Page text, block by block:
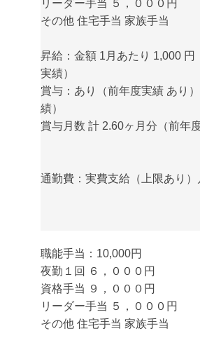
リーダー手当 ５，０００円
その他 住宅手当 家族手当
昇給：金額 1月あたり 1,000 円
実績）
賞与：あり（前年度実績 あり
績）
賞与月数 計 2.60ヶ月分（前年
通勤費：実費支給（上限あり
職能手当：10,000円
夜勤１回 ６，０００円
資格手当 ９，０００円
リーダー手当 ５，０００円
その他 住宅手当 家族手当